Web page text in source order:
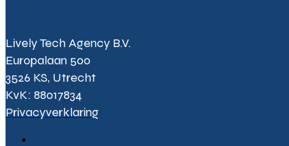
Lively Tech Agency B.V.
Europalaan 500
3526 KS, Utrecht
KvK: 88017834
Privacyverklaring